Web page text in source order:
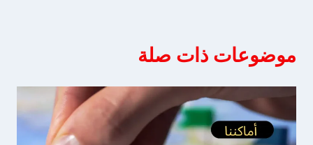
موضوعات ذات صلة